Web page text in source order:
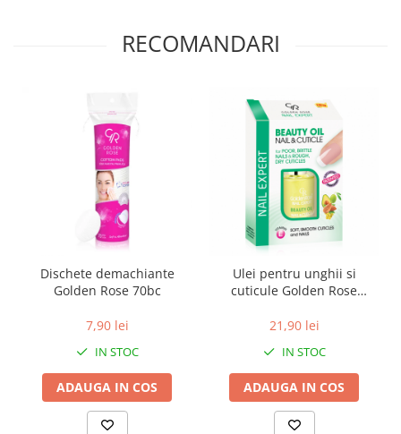
RECOMANDARI
Dischete demachiante
Golden Rose 70bc
7,90 lei
IN STOC
ADAUGA IN COS
Ulei pentru unghii si
cuticule Golden Rose
21,90 lei
IN STOC
ADAUGA IN COS